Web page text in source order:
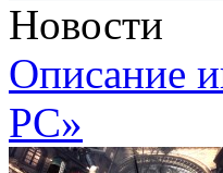
Новости
Описание
PC»